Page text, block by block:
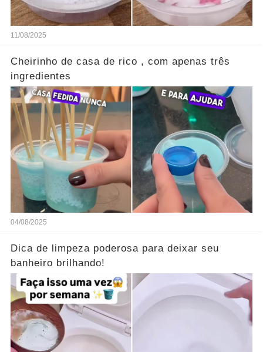
11/08/2025
Cheirinho de casa de rico , com apenas três
ingredientes
04/08/2025
Dica de limpeza poderosa para deixar seu
banheiro brilhando!